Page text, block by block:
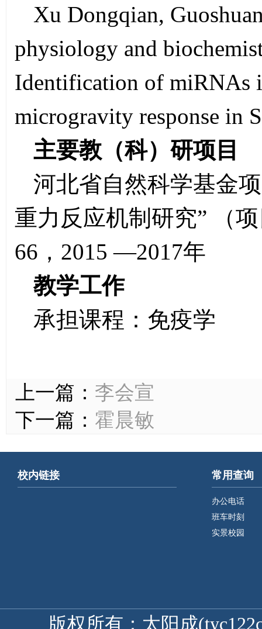
Xu Dongqian,
physiology and
Identification of miRNAs
microgravity response in
主要教（科）研项目
河北省自然科学基金
重力反应机制研究” （
66，2015 —2017年
教学工作
承担课程：免疫学
上一篇： 李会宣
下一篇： 霍晨敏
校内链接 常用查询
办公电话
班车时刻
实景校园
版权所有：太阳成